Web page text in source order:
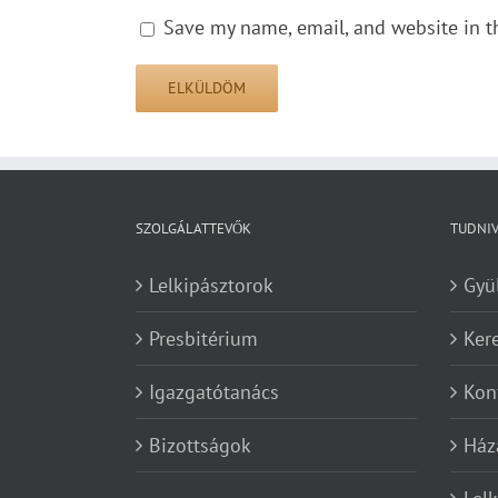
Save my name, email, and website
SZOLGÁLATTEVŐK
Lelkipásztorok
Presbitérium
Igazgatótanács
Bizottságok